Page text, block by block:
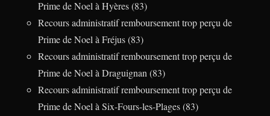
Prime de Noel à Hyères (83)
Recours administratif remboursement trop perçu de
Prime de Noel à Fréjus (83)
Recours administratif remboursement trop perçu de
Prime de Noel à Draguignan (83)
Recours administratif remboursement trop perçu de
Prime de Noel à Six-Fours-les-Plages (83)